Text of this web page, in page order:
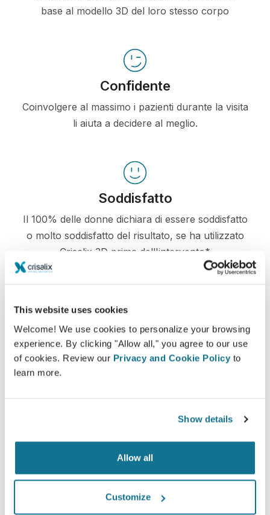
This website uses cookies
Welcome! We use cookies to personalize your browsing
experience. By clicking "Allow all," you agree to our use
of cookies. Review our Privacy and Cookie Policy to
learn more.
Show details
Allow all
Customize
base al modello 3D del loro stesso corpo
Confidente
Coinvolgere al massimo i pazienti durante la visita
li aiuta a decidere al meglio.
Soddisfatto
Il 100% delle donne dichiara di essere soddisfatto
o molto soddisfatto del risultato, se ha utilizzato
Crisalix 3D prima dell'intervento*
2011 con pazienti sottoposte ad una mastoplastica additiva
nello stesso periodo, in Svizzera.